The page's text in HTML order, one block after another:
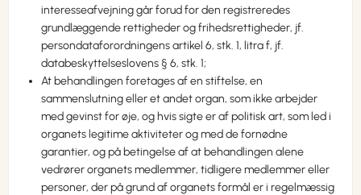
interesseafvejning går forud for den registreredes
grundlæggende rettigheder og frihedsrettigheder, jf.
persondataforordningens artikel 6, stk. 1, litra f, jf.
databeskyttelseslovens § 6, stk. 1;
At behandlingen foretages af en stiftelse, en
sammenslutning eller et andet organ, som ikke arbejder
med gevinst for øje, og hvis sigte er af politisk art, som led i
organets legitime aktiviteter og med de fornødne
garantier, og på betingelse af at behandlingen alene
vedrører organets medlemmer, tidligere medlemmer eller
personer, der på grund af organets formål er i regelmæssig